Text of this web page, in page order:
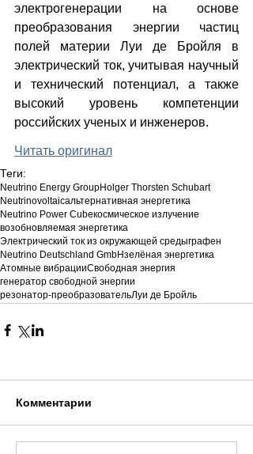
электрогенерации на основе
преобразования энергии частиц
полей материи Луи де Бройля в
электрический ток, учитывая научный
и технический потенциал, а также
высокий уровень компетенции
российских ученых и инженеров.
Читать оригинал
Теги:
Neutrino Energy GroupHolger Thorsten Schubart
Neutrinovoltaicальтернативная энергетика
Neutrino Power Cubeкосмическое излучение
возобновляемая энергетика
Электрический ток из окружающей средыграфен
Neutrino Deutschland GmbHзелёная энергетика
Атомные вибрацииСвободная энергия
генератор свободной энергии
резонатор-преобразовательЛуи де Бройль
Комментарии